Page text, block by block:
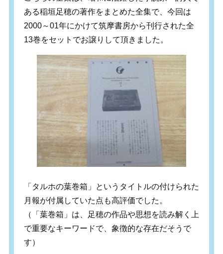
ある稲垣足穂の著作をまとめた全集で、今回は
2000～01年にかけて筑摩書房から刊行された全
13巻をセットでお譲りして頂きました。
「タルホの葉巻箱」というタイトルの付けられた
月報が付属していた点も高評価でした。
（「葉巻箱」は、足穂の作品や思想を読み解く上
で重要なキーワードで、象徴的な存在だそうで
す）